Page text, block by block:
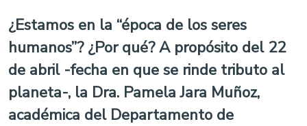
¿Estamos en la “época de los seres
humanos”? ¿Por qué? A propósito del 22
de abril -fecha en que se rinde tributo al
planeta-, la Dra. Pamela Jara Muñoz,
académica del Departamento de